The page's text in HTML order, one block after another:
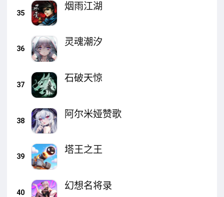
35
烟雨江湖
36
灵魂潮汐
37
石破天惊
38
阿尔米娅赞歌
39
塔王之王
40
幻想名将录